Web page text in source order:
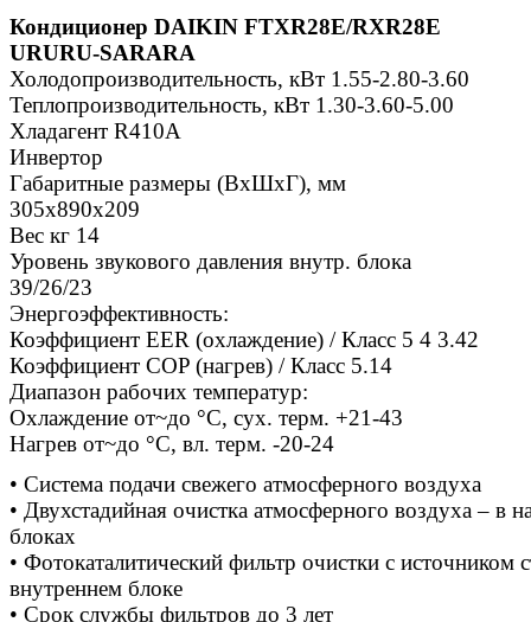
Кондиционер DAIKIN FTXR28E/RXR28E
URURU-SARARA
Холодопроизводительность, кВт 1.55-2.80-3.60
Теплопроизводительность, кВт 1.30-3.60-5.00
Хладагент R410A
Инвертор
Габаритные размеры (ВхШхГ), мм
305x890x209
Вес кг 14
Уровень звукового давления внутр. блока
39/26/23
Энергоэффективность:
Коэффициент EER (охлаждение) / Класс 5 4 3.42
Коэффициент COP (нагрев) / Класс 5.14
Диапазон рабочих температур:
Охлаждение от~до °C, сух. терм. +21-43
Нагрев от~до °C, вл. терм. -20-24
• Система подачи свежего атмосферного воздуха
• Двухстадийная очистка атмосферного воздуха – в
блоках
• Фотокаталитический фильтр очистки с источником
внутреннем блоке
• Срок службы фильтров до 3 лет